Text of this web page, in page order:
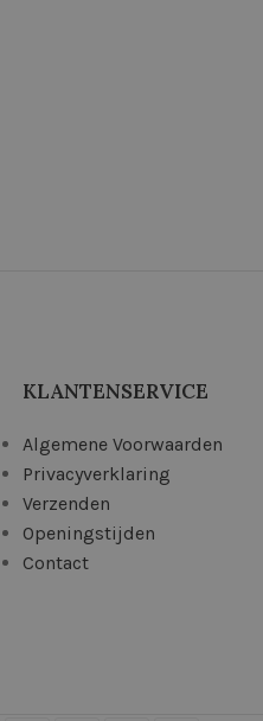
KLANTENSERVICE
Algemene Voorwaarden
Privacyverklaring
Verzenden
Openingstijden
Contact